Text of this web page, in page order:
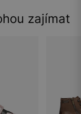
zajímat